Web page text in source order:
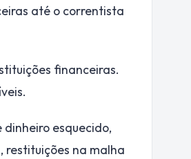
até o correntista
financeiras.
esquecido,
restituições na malha